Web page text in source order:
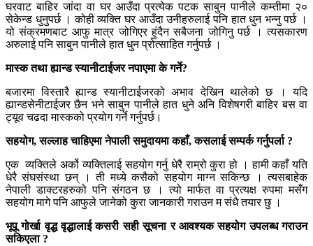
घरवाट बाहिर जांदा वा घर आउँदा प्रत्येक पटक साबुन पानीले कम्तीमा २०
सेकेन्ड धुनुपर्छ । कोही व्यक्ति घर आउँदा उनीहरुलाई पनि हात धुन भन्नु पर्छ ।
यो संक्रमणबाट आफु मात्र जोगिएर हुंदैन सबैजना जोगिनु पर्छ । त्यसकारण
अरुलाई पनि साबुन पानीले हात धुन प्रोत्साहित गर्नुपर्छ ।
मास्क तथा ह्यान्ड स्यानीटाईजर नपाएमा के गर्ने?
बजारमा विस्तारै ह्यान्ड स्यानीटाईजरको अभाव देखिन थालेको छ । यदि
ह्यान्डसेनीटाईजर छैन भने साबुन पानीले हात धुने अनि विशेषगरी बाहिर बस वा
ट्यूव चढदा मास्कको प्रयोग गर्ने गर्नुपर्छ।
सहयोग,सल्लाह चाहिएमा नेपाली समुदायमा कहाँ,कसलाई सम्पर्क गर्नुपर्ला ?
एक व्यक्तिले अर्को व्यक्तिलाई सहयोग गर्नु धेरै राम्रो कुरा हो । हामी कहाँ यति
धेरै संघसंस्था छन् । ती मध्ये कसैको सहयोग माग्न सकिन्छ । त्यसबाहेक
नेपाली डाक्टरहरुको पनि संगठन छ । त्यो मार्फत वा प्रत्यक्ष रुपमा मसँग
सहयोग मागे पनि आफुले जानेको कुरा जानकारी गराउन म संधै तयार छु ।
भूपू गोर्खा वृद्ध वृद्धालाई कसरी सही सूचना र आवश्यक सहयोग उपलब्ध गराउन
सकिएला ?